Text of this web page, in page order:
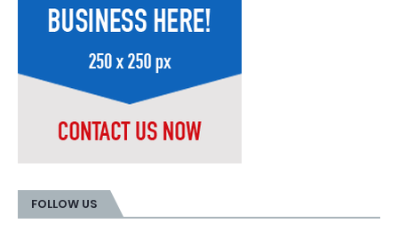
FOLLOW US